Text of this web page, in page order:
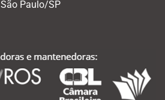
São Paulo/SP